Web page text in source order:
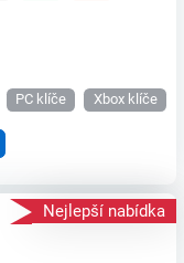
PC klíče Xbox klíče
Nejlepší nabídka